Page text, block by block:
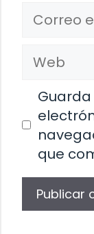
Correo
Web
que